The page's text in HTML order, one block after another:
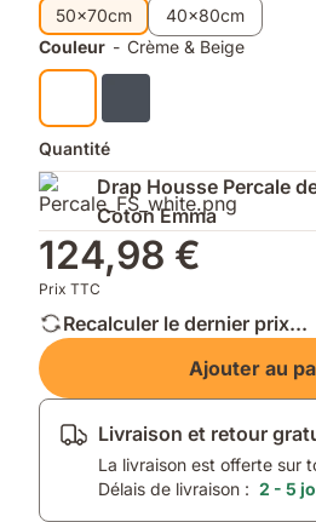
50x70cm
40x80cm
Couleur - Crème & Beige
Quantité
Drap Housse Percale
Coton Emma
124,98 €
Prix TTC
Recalculer le dernier prix...
Ajouter au
Livraison et retour
La livraison est offerte sur
Délais de livraison : 2 - 5